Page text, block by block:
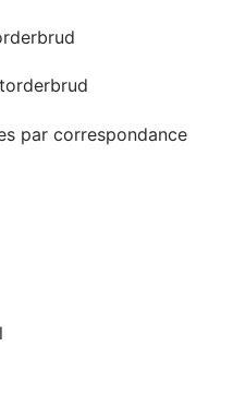
par correspondance